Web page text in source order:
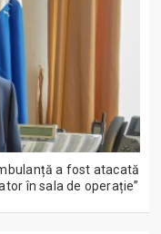
a fost atacată
în sala de operație”